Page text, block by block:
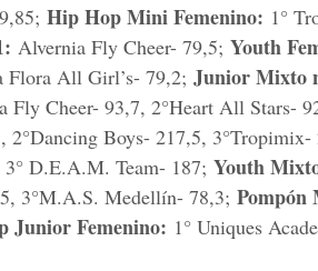
Hip Hop Mini Femenino: 1°
Alvernia Fly Cheer- 79,5; Youth
Flora All Girl’s- 79,2; Junior Mixto
Fly Cheer- 93,7, 2°Heart All Stars-
2°Dancing Boys- 217,5, 3°Tropimix-
D.E.A.M. Team- 187; Youth
3°M.A.S. Medellín- 78,3; Pompón
Junior Femenino: 1° Uniques